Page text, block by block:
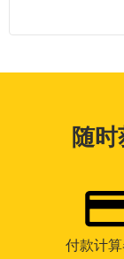
随
付款计